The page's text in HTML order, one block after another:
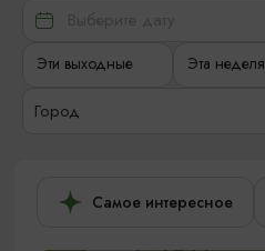
Эти выходные Эта неделя
Город
Самое интересное